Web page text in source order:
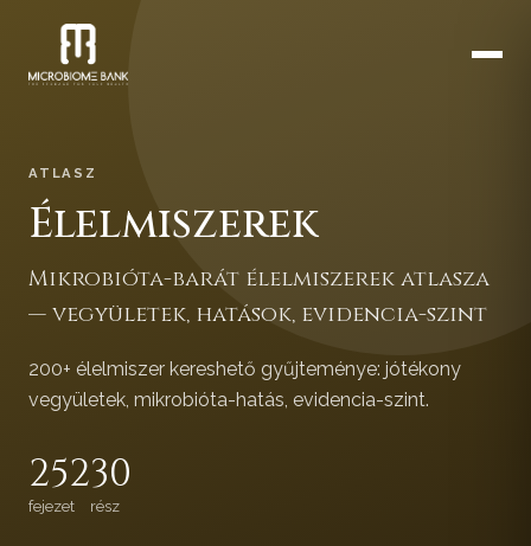
ATLASZ
Élelmiszerek
Mikrobióta-barát élelmiszerek atlasza
— vegyületek, hatások, evidencia-szint
200+ élelmiszer kereshető gyűjteménye: jótékony
vegyületek, mikrobióta-hatás, evidencia-szint.
252
fejezet
30
rész